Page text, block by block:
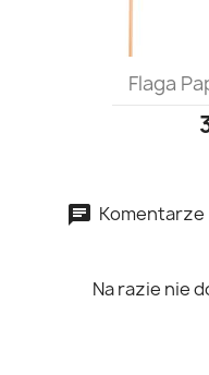
Flaga
Komentarze
Na razie nie